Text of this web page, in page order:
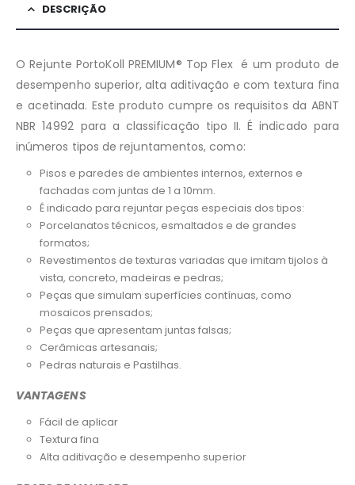
DESCRIÇÃO
O Rejunte PortoKoll PREMIUM® Top Flex é um produto de
desempenho superior, alta aditivação e com textura fina
e acetinada. Este produto cumpre os requisitos da ABNT
NBR 14992 para a classificação tipo II. É indicado para
inúmeros tipos de rejuntamentos, como:
Pisos e paredes de ambientes internos, externos e
fachadas com juntas de 1 a 10mm.
É indicado para rejuntar peças especiais dos tipos:
Porcelanatos técnicos, esmaltados e de grandes
formatos;
Revestimentos de texturas variadas que imitam tijolos à
vista, concreto, madeiras e pedras;
Peças que simulam superfícies contínuas, como
mosaicos prensados;
Peças que apresentam juntas falsas;
Cerâmicas artesanais;
Pedras naturais e Pastilhas.
VANTAGENS
Fácil de aplicar
Textura fina
Alta aditivação e desempenho superior